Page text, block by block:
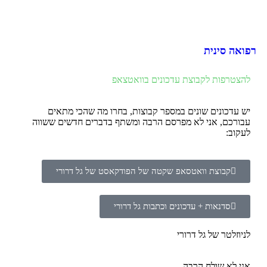
רפואה סינית
להצטרפות לקבוצת עדכונים בוואטצאפ
יש עדכונים שונים במספר קבוצות, בחרו מה שהכי מתאים
עבורכם, אני לא מפרסם הרבה ומשתף בדברים חדשים ששווה
לעקוב:
קבוצת וואטסאפ שקטה של הפודקאסט של גל דרורי
סדנאות + עדכונים וכתבות גל דרורי
לניוזלטר של גל דרורי